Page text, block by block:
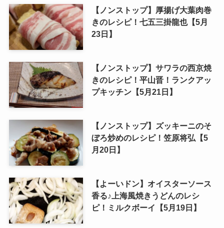
【ノンストップ】厚揚げ大葉肉巻
きのレシピ！七五三掛龍也【5月
23日】
【ノンストップ】サワラの西京焼
きのレシピ！平山晋！ランクアッ
プキッチン【5月21日】
【ノンストップ】ズッキーニのそ
ぼろ炒めのレシピ！笠原将弘【5
月20日】
【よーいドン】オイスターソース
香る♪上海風焼きうどんのレシ
ピ！ミルクボーイ【5月19日】